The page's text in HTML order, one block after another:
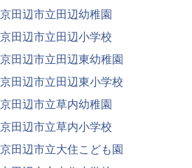
京田辺市立田辺幼稚園
京田辺市立田辺小学校
京田辺市立田辺東幼稚園
京田辺市立田辺東小学校
京田辺市立草内幼稚園
京田辺市立草内小学校
京田辺市立大住こども園